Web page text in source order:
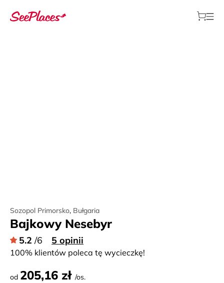
Sozopol Primorsko, Bułgaria
Bajkowy Nesebyr
5.2 /6 5 opinii
100% klientów poleca tę wycieczkę!
od 205,16 zł /os.